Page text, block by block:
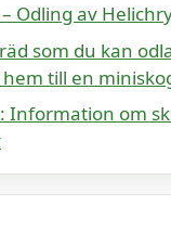
Odling av
som du kan
till en
Information om